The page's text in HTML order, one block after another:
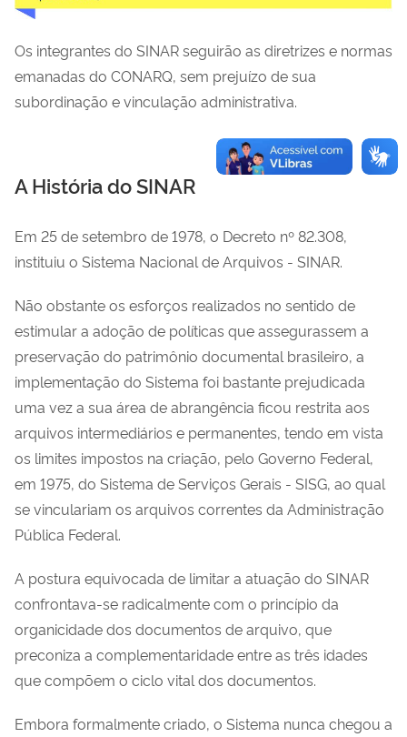
Os integrantes do SINAR seguirão as diretrizes e normas
emanadas do CONARQ, sem prejuízo de sua
subordinação e vinculação administrativa.
A História do SINAR
Em 25 de setembro de 1978, o Decreto nº 82.308,
instituiu o Sistema Nacional de Arquivos - SINAR.
Não obstante os esforços realizados no sentido de
estimular a adoção de políticas que assegurassem a
preservação do patrimônio documental brasileiro, a
implementação do Sistema foi bastante prejudicada
uma vez a sua área de abrangência ficou restrita aos
arquivos intermediários e permanentes, tendo em vista
os limites impostos na criação, pelo Governo Federal,
em 1975, do Sistema de Serviços Gerais - SISG, ao qual
se vinculariam os arquivos correntes da Administração
Pública Federal.
A postura equivocada de limitar a atuação do SINAR
confrontava-se radicalmente com o princípio da
organicidade dos documentos de arquivo, que
preconiza a complementaridade entre as três idades
que compõem o ciclo vital dos documentos.
Embora formalmente criado, o Sistema nunca chegou a